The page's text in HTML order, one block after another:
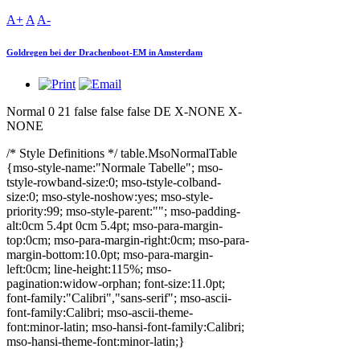
A+ A A-
Goldregen bei der Drachenboot-EM in Amsterdam
Normal 0 21 false false false DE X-NONE X-
NONE
/* Style Definitions */ table.MsoNormalTable
{mso-style-name:"Normale Tabelle"; mso-
tstyle-rowband-size:0; mso-tstyle-colband-
size:0; mso-style-noshow:yes; mso-style-
priority:99; mso-style-parent:""; mso-padding-
alt:0cm 5.4pt 0cm 5.4pt; mso-para-margin-
top:0cm; mso-para-margin-right:0cm; mso-para-
margin-bottom:10.0pt; mso-para-margin-
left:0cm; line-height:115%; mso-
pagination:widow-orphan; font-size:11.0pt;
font-family:"Calibri","sans-serif"; mso-ascii-
font-family:Calibri; mso-ascii-theme-
font:minor-latin; mso-hansi-font-family:Calibri;
mso-hansi-theme-font:minor-latin;}